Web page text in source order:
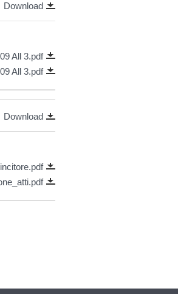
Download
All 3.pdf
All 3.pdf
Download